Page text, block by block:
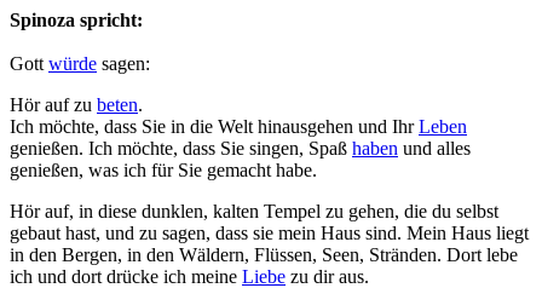
Spinoza spricht:
Gott würde sagen:
Hör auf zu beten.
Ich möchte, dass Sie in die Welt hinausgehen und IhrLeben
genießen. Ich möchte, dass Sie singen, Spaß haben und alles
genießen, was ich für Sie gemacht habe.
Hör auf, in diese dunklen, kalten Tempel zu gehen, die du selbst
gebaut hast, und zu sagen, dass sie mein Haus sind. Mein Haus liegt
in den Bergen, in den Wäldern, Flüssen, Seen, Stränden. Dort lebe
ich und dort drücke ich meine Liebe zu dir aus.